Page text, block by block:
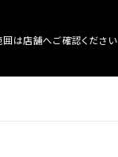
は店舗へご確認ください